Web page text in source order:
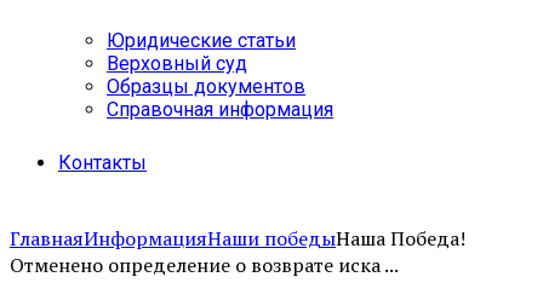
Юридические статьи
Верховный суд
Образцы документов
Справочная информация
Контакты
ГлавнаяИнформацияНаши победыНаша Победа!
Отменено определение о возврате иска ...